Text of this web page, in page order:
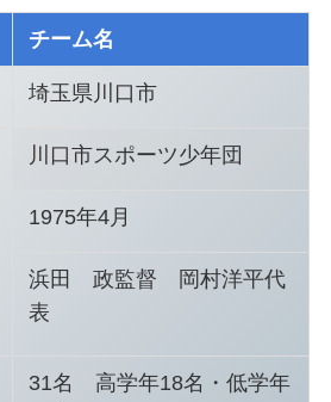
チーム名
埼玉県川口市
川口市スポーツ少年団
1975年4月
浜田 政監督 岡村洋平代
表
31名 高学年18名・低学年